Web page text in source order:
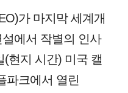
가 마지막 세계개
에서 작별의 인사
(현지 시간) 미국 캘
파크에서 열린